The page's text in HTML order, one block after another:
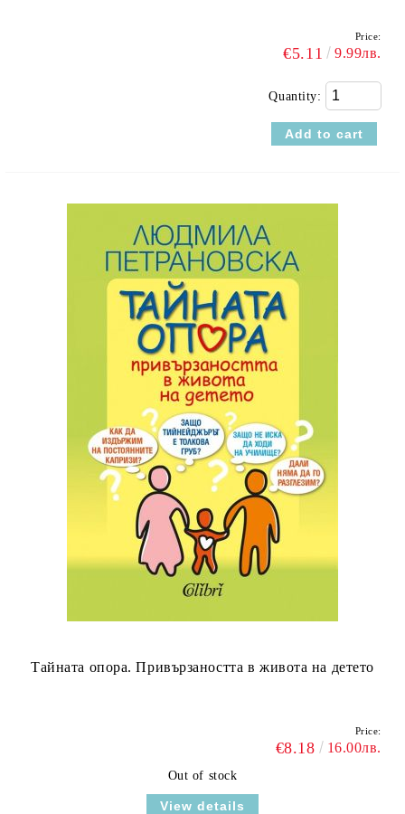
Price:
€5.11 9.99лв.
Quantity:
Тайната опора. Привързаността в живота на детето
Price:
€8.18 16.00лв.
Out of stock
View details